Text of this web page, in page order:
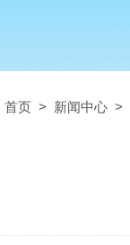
首页 > 新闻中心 >